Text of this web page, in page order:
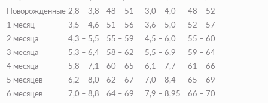
Новорожденные 2,8 – 3,8 48 – 51 3,0 – 4,0
48 – 52
1 месяц
3,5 – 4,6 51 – 56 3,6 – 5,0
52 – 57
2 месяца
4,3 – 5,5 55 – 59 4,5 – 6,0
55 – 60
3 месяца
5,3 – 6,4 58 – 62 5,5 – 6,9
59 – 64
4 месяца
5,8 – 7,1 60 – 65 6,1 – 7,7
61 – 66
5 месяцев
6,2 – 8,0 62 – 67 7,0 – 8,4
65 – 69
6 месяцев
7,0 – 8,8 64 – 69 7,9 – 8,95
66 – 70